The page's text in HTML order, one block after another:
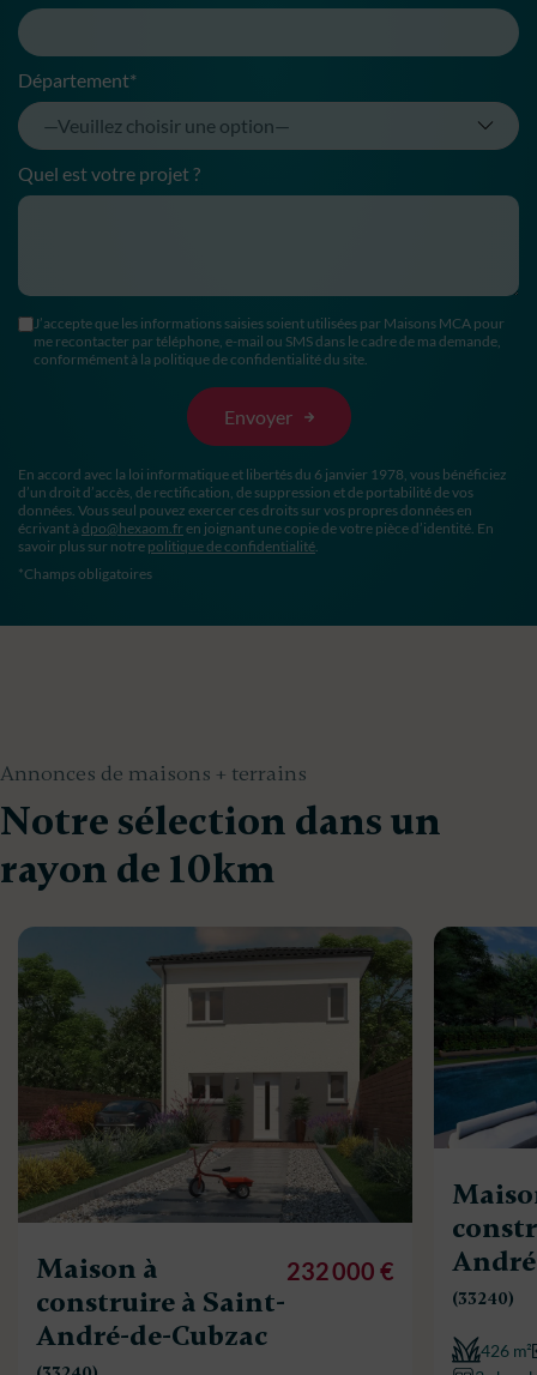
Département*
Quel est votre projet ?
J’accepte que les informations saisies soient utilisées par Maisons MCA pour
me recontacter par téléphone, e-mail ou SMS dans le cadre de ma demande,
conformément à la politique de confidentialité du site.
En accord avec la loi informatique et libertés du 6 janvier 1978, vous bénéficiez
d’un droit d’accès, de rectification, de suppression et de portabilité de vos
données. Vous seul pouvez exercer ces droits sur vos propres données en
écrivant à dpo@hexaom.fr en joignant une copie de votre pièce d’identité. En
savoir plus sur notre politique de confidentialité.
*Champs obligatoires
Annonces de maisons + terrains
Notre sélection dans un
rayon de 10km
Maison à
construire à Saint-
André-de-Cubzac
232 000 €
(33240)
426 m²